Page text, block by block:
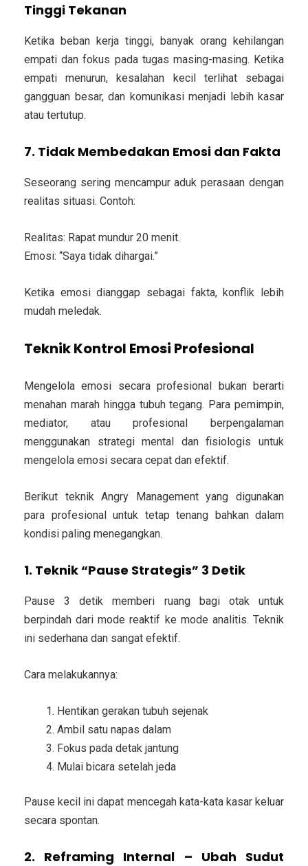
Tinggi Tekanan
Ketika beban kerja tinggi, banyak orang kehilangan
empati dan fokus pada tugas masing-masing. Ketika
empati menurun, kesalahan kecil terlihat sebagai
gangguan besar, dan komunikasi menjadi lebih kasar
atau tertutup.
7. Tidak Membedakan Emosi dan Fakta
Seseorang sering mencampur aduk perasaan dengan
realitas situasi. Contoh:
Realitas: Rapat mundur 20 menit.
Emosi: “Saya tidak dihargai.”
Ketika emosi dianggap sebagai fakta, konflik lebih
mudah meledak.
Teknik Kontrol Emosi Profesional
Mengelola emosi secara profesional bukan berarti
menahan marah hingga tubuh tegang. Para pemimpin,
mediator, atau profesional berpengalaman
menggunakan strategi mental dan fisiologis untuk
mengelola emosi secara cepat dan efektif.
Berikut teknik Angry Management yang digunakan
para profesional untuk tetap tenang bahkan dalam
kondisi paling menegangkan.
1. Teknik “Pause Strategis” 3 Detik
Pause 3 detik memberi ruang bagi otak untuk
berpindah dari mode reaktif ke mode analitis. Teknik
ini sederhana dan sangat efektif.
Cara melakukannya:
Hentikan gerakan tubuh sejenak
Ambil satu napas dalam
Fokus pada detak jantung
Mulai bicara setelah jeda
Pause kecil ini dapat mencegah kata-kata kasar keluar
secara spontan.
2. Reframing Internal – Ubah Sudut